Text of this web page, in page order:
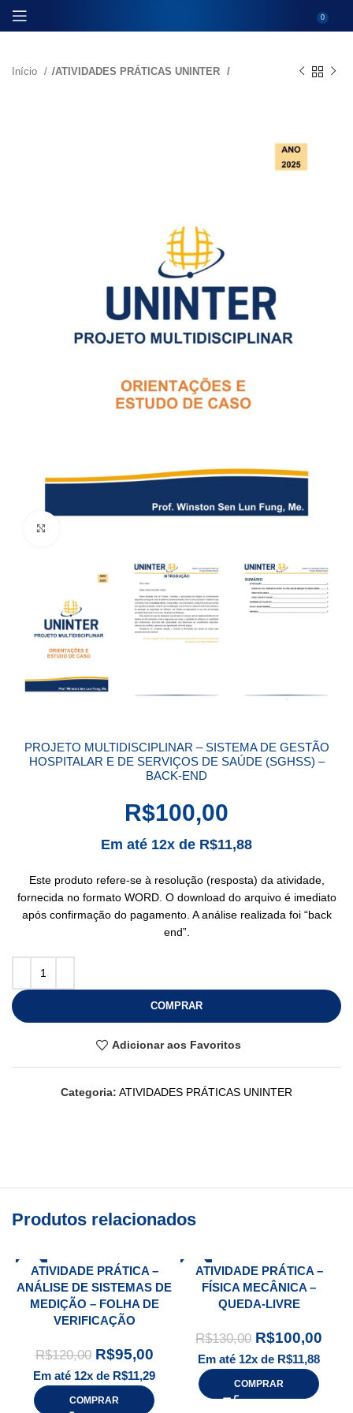
0
Início ATIVIDADES PRÁTICAS UNINTER
PROJETO MULTIDISCIPLINAR – SISTEMA DE GESTÃO
HOSPITALAR E DE SERVIÇOS DE SAÚDE (SGHSS) –
BACK-END
R$100,00
Em até 12x de R$11,88
Este produto refere-se à resolução (resposta) da atividade,
fornecida no formato WORD. O download do arquivo é imediato
após confirmação do pagamento. A análise realizada foi “back
end”.
COMPRAR
Adicionar aos Favoritos
Categoria: ATIVIDADES PRÁTICAS UNINTER
Produtos relacionados
-21%
ATIVIDADE PRÁTICA –
ANÁLISE DE SISTEMAS DE
MEDIÇÃO – FOLHA DE
VERIFICAÇÃO
R$120,00 R$95,00
Em até 12x de R$11,29
COMPRAR
-23%
ATIVIDADE PRÁTICA –
FÍSICA MECÂNICA –
QUEDA-LIVRE
R$130,00 R$100,00
Em até 12x de R$11,88
COMPRAR